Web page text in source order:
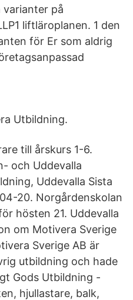
varianter på
liftläroplanen. 1 den
för Er som aldrig
Utbildning.
till årskurs 1-6.
och Uddevalla
Uddevalla Sista
20. Norgårdenskolan
hösten 21. Uddevalla
om Motivera Sverige
Sverige AB är
utbildning och hade
Gods Utbildning -
hjullastare, balk,